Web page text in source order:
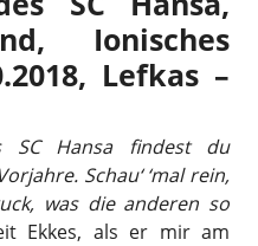
Ionisches
Lefkas –
SC Hansa findest du
Schau‘ ‘mal rein,
was die anderen so
Ekkes, als er mir am